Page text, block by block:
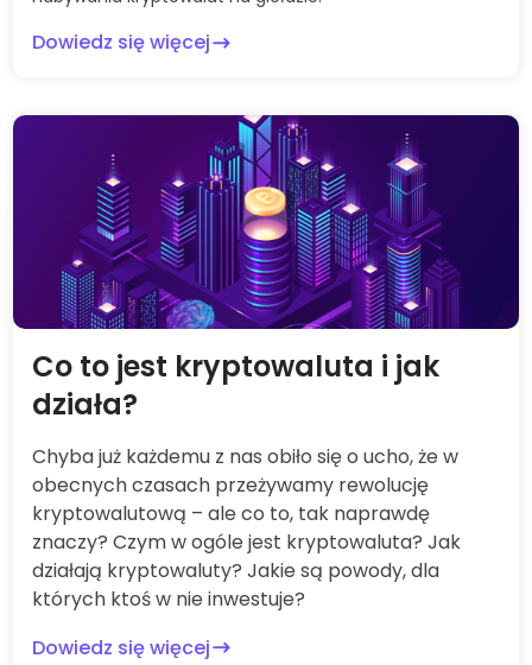
Dowiedz się więcej
Co to jest kryptowaluta i jak
działa?
Chyba już każdemu z nas obiło się o ucho, że w
obecnych czasach przeżywamy rewolucję
kryptowalutową – ale co to, tak naprawdę
znaczy? Czym w ogóle jest kryptowaluta? Jak
działają kryptowaluty? Jakie są powody, dla
których ktoś w nie inwestuje?
Dowiedz się więcej